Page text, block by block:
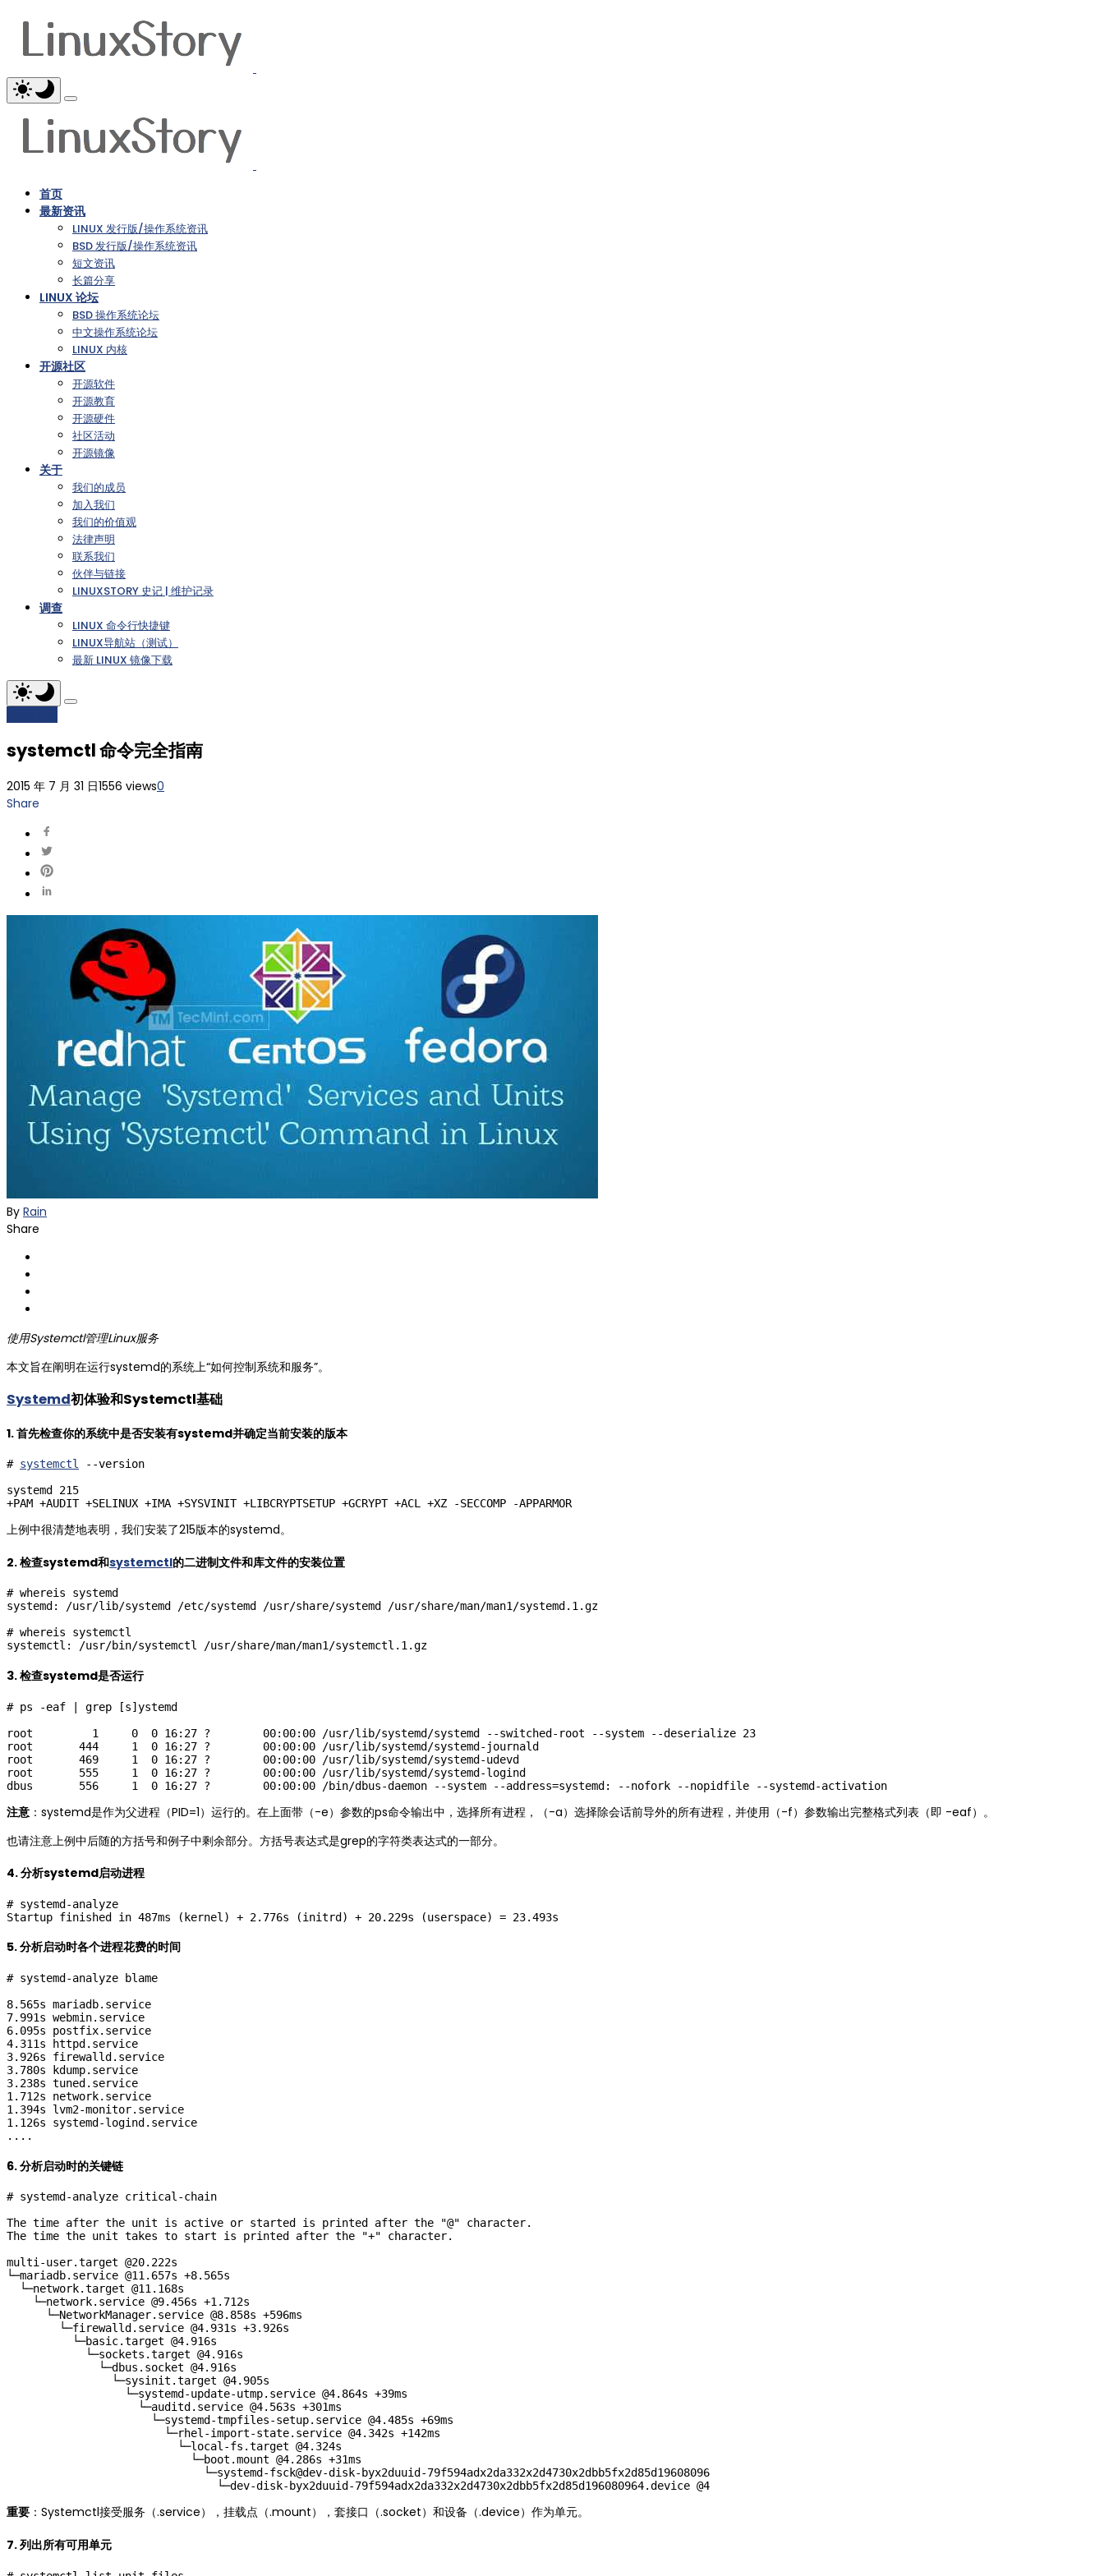
首页
最新资讯
LINUX 发行版/操作系统资讯
BSD 发行版/操作系统资讯
短文资讯
长篇分享
LINUX 论坛
BSD 操作系统论坛
中文操作系统论坛
LINUX 内核
开源社区
开源软件
开源教育
开源硬件
社区活动
开源镜像
关于
我们的成员
加入我们
我们的价值观
法律声明
联系我们
伙伴与链接
LINUXSTORY 史记 | 维护记录
调查
LINUX 命令行快捷键
LINUX导航站（测试）
最新 LINUX 镜像下载
systemctl 命令完全指南
2015 年 7 月 31 日1556 views0
Share
By Rain
Share
使用Systemctl管理Linux服务
本文旨在阐明在运行systemd的系统上“如何控制系统和服务”。
Systemd初体验和Systemctl基础
1. 首先检查你的系统中是否安装有systemd并确定当前安装的版本
# systemctl
--version
systemd 215
上例中很清楚地表明，我们安装了215版本的systemd。
2. 检查systemd和systemctl的二进制文件和库文件的安装位置
# whereis systemd
systemd: /usr/lib/systemd /etc/systemd /usr/share/systemd /usr/share/man/man1/systemd.1.gz
# whereis systemctl
3. 检查systemd是否运行
# ps -eaf | grep [s]ystemd
root         1     0  0 16:27 ?        00:00:00 /usr/lib/systemd/systemd --switched-root --system --deserialize 23
root       444     1  0 16:27 ?        00:00:00 /usr/lib/systemd/systemd-journald
root       469     1  0 16:27 ?        00:00:00 /usr/lib/systemd/systemd-udevd
root       555     1  0 16:27 ?        00:00:00 /usr/lib/systemd/systemd-logind
注意 ：systemd是作为父进程（PID=1）运行的。在上面带（-e）参数的ps命令输出中，选择所有进程，（-a）选择除会话前导外的所有进程，并使用（-f）参数输出完整格式列表（即 -eaf）。
也请注意上例中后随的方括号和例子中剩余部分。方括号表达式是grep的字符类表达式的一部分。
4. 分析systemd启动进程
# systemd-analyze
5. 分析启动时各个进程花费的时间
# systemd-analyze blame
8.565s mariadb.service
7.991s webmin.service
6.095s postfix.service
4.311s httpd.service
3.926s firewalld.service
3.780s kdump.service
3.238s tuned.service
1.712s network.service
1.394s lvm2-monitor.service
1.126s systemd-logind.service
6. 分析启动时的关键链
# systemd-analyze critical-chain
The time after the unit is active or started is printed after the "@" character.
The time the unit takes to start is printed after the "+" character.
multi-user.target @20.222s
└─mariadb.service @11.657s +8.565s
  └─network.target @11.168s
    └─network.service @9.456s +1.712s
      └─NetworkManager.service @8.858s +596ms
        └─firewalld.service @4.931s +3.926s
          └─basic.target @4.916s
            └─sockets.target @4.916s
              └─dbus.socket @4.916s
                └─sysinit.target @4.905s
                  └─systemd-update-utmp.service @4.864s +39ms
                    └─auditd.service @4.563s +301ms
                      └─systemd-tmpfiles-setup.service @4.485s +69ms
                        └─rhel-import-state.service @4.342s +142ms
                          └─local-fs.target @4.324s
                            └─boot.mount @4.286s +31ms
                              └─systemd-fsck@dev-disk-byx2duuid-79f594adx2da332x2d4730x2dbb5fx2d85d19608096
重要 ：Systemctl接受服务（.service），挂载点（.mount），套接口（.socket）和设备（.device）作为单元。
7. 列出所有可用单元